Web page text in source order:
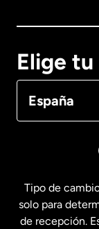
Elige
España
Tipo de
solo para
de recepción.